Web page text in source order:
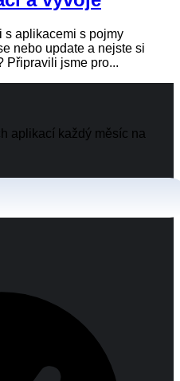
s aplikacemi s pojmy
nebo update a nejste si
Připravili jsme pro...
aplikací každý měsíc na